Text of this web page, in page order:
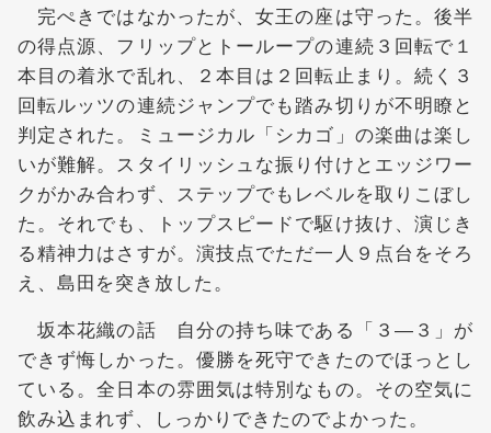
完ぺきではなかったが、女王の座は守った。後半
の得点源、フリップとトーループの連続３回転で１
本目の着氷で乱れ、２本目は２回転止まり。続く３
回転ルッツの連続ジャンプでも踏み切りが不明瞭と
判定された。ミュージカル「シカゴ」の楽曲は楽し
いが難解。スタイリッシュな振り付けとエッジワー
クがかみ合わず、ステップでもレベルを取りこぼし
た。それでも、トップスピードで駆け抜け、演じき
る精神力はさすが。演技点でただ一人９点台をそろ
え、島田を突き放した。
坂本花織の話 自分の持ち味である「３―３」が
できず悔しかった。優勝を死守できたのでほっとし
ている。全日本の雰囲気は特別なもの。その空気に
飲み込まれず、しっかりできたのでよかった。